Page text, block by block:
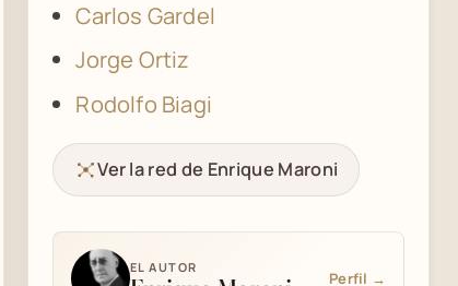
Carlos Gardel
Jorge Ortiz
Rodolfo Biagi
Ver la red de Enrique Maroni
EL AUTOR
Perfil →